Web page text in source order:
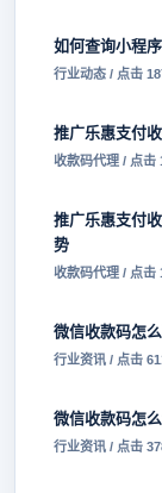
如何查询小程
行业动态 / 点击
推广乐惠支付
收款码代理 / 点击
推广乐惠支付
势
收款码代理 / 点击
微信收款码怎
行业资讯 / 点击
微信收款码怎
行业资讯 / 点击